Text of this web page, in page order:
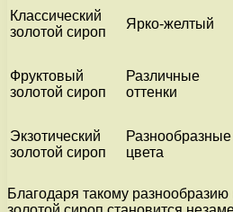
Классический
золотой сироп
Ярко-желтый
Фруктовый
золотой сироп
Различные
оттенки
Экзотический
золотой сироп
Разнообразные
цвета
Благодаря такому разнообразию